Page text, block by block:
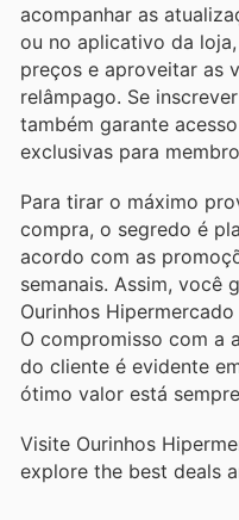
acompanhar as
ou no aplicativo da
preços e aproveitar as
relâmpago. Se
também garante
exclusivas para
Para tirar o máximo
compra, o segredo é
acordo com as
semanais. Assim, você
Ourinhos
O compromisso com a
do cliente é evidente
ótimo valor está
Visite Ourinhos
explore the best deals